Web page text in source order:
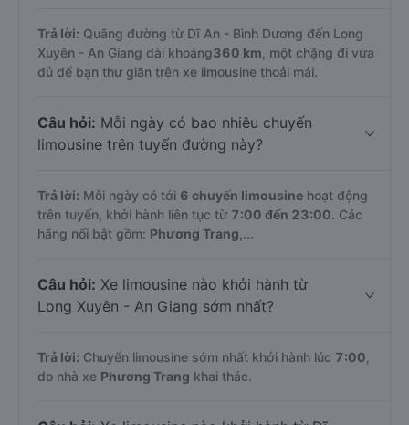
Trả lời: Quãng đường từ Dĩ An - Bình Dương đến Long
Xuyên - An Giang dài khoảng360 km , một chặng đi vừa
đủ để bạn thư giãn trên xe limousine thoải mái.
Câu hỏi: Mỗi ngày có bao nhiêu chuyến
limousine trên tuyến đường này?
Trả lời: Mỗi ngày có tới 6 chuyến limousine hoạt động
trên tuyến, khởi hành liên tục từ 7:00 đến 23:00. Các
hãng nổi bật gồm: Phương Trang ,...
Câu hỏi: Xe limousine nào khởi hành từ
Long Xuyên - An Giang sớm nhất?
Trả lời: Chuyến limousine sớm nhất khởi hành lúc 7:00
do nhà xe Phương Trang khai thác.